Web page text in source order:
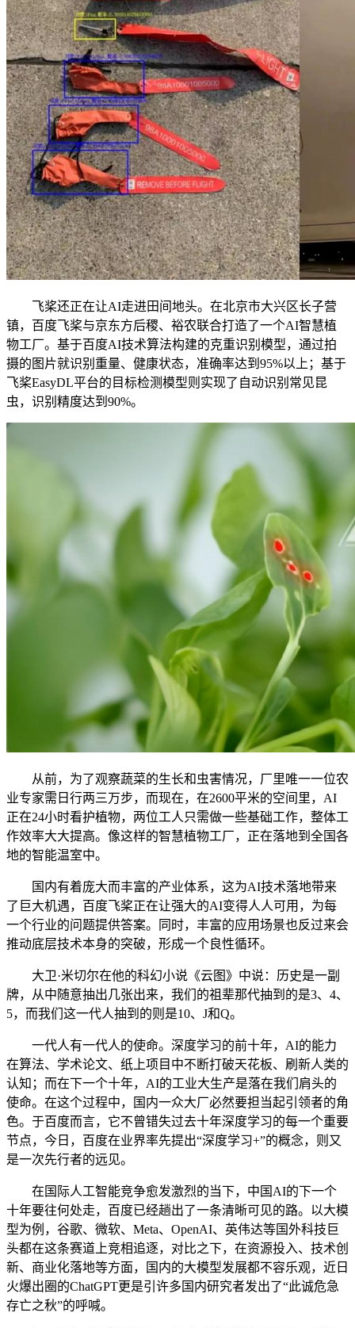
飞桨还正在让AI走进田间地头。在北京市大兴区长子营
镇，百度飞桨与京东方后稷、裕农联合打造了一个AI智慧植
物工厂。基于百度AI技术算法构建的克重识别模型，通过拍
摄的图片就识别重量、健康状态，准确率达到95%以上；基于
飞桨EasyDL平台的目标检测模型则实现了自动识别常见昆
虫，识别精度达到90%。
从前，为了观察蔬菜的生长和虫害情况，厂里唯一一位农
业专家需日行两三万步，而现在，在2600平米的空间里，AI
正在24小时看护植物，两位工人只需做一些基础工作，整体工
作效率大大提高。像这样的智慧植物工厂，正在落地到全国各
地的智能温室中。
国内有着庞大而丰富的产业体系，这为AI技术落地带来
了巨大机遇，百度飞桨正在让强大的AI变得人人可用，为每
一个行业的问题提供答案。同时，丰富的应用场景也反过来会
推动底层技术本身的突破，形成一个良性循环。
大卫·米切尔在他的科幻小说《云图》中说：历史是一副
牌，从中随意抽出几张出来，我们的祖辈那代抽到的是3、4、
5，而我们这一代人抽到的则是10、J和Q。
一代人有一代人的使命。深度学习的前十年，AI的能力
在算法、学术论文、纸上项目中不断打破天花板、刷新人类的
认知；而在下一个十年，AI的工业大生产是落在我们肩头的
使命。在这个过程中，国内一众大厂必然要担当起引领者的角
色。于百度而言，它不曾错失过去十年深度学习的每一个重要
节点，今日，百度在业界率先提出“深度学习+”的概念，则又
是一次先行者的远见。
在国际人工智能竞争愈发激烈的当下，中国AI的下一个
十年要往何处走，百度已经趟出了一条清晰可见的路。以大模
型为例，谷歌、微软、Meta、OpenAI、英伟达等国外科技巨
头都在这条赛道上竞相追逐，对比之下，在资源投入、技术创
新、商业化落地等方面，国内的大模型发展都不容乐观，近日
火爆出圈的ChatGPT更是引许多国内研究者发出了“此诚危急
存亡之秋”的呼喊。